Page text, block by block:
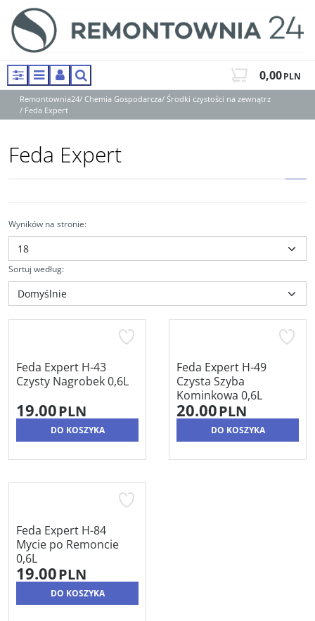
PanelMenuPanelSzukaj 0,00PLN
Remontownia24/ Chemia Gospodarcza/ Środki czystości na zewnątrz
/ Feda Expert
Feda Expert
Wyników na stronie:
Sortuj według:
Feda Expert H-43
Czysty Nagrobek 0,6L
19.00PLN
DO KOSZYKA
Feda Expert H-49
Czysta Szyba
Kominkowa 0,6L
20.00PLN
DO KOSZYKA
Feda Expert H-84
Mycie po Remoncie
0,6L
19.00PLN
DO KOSZYKA